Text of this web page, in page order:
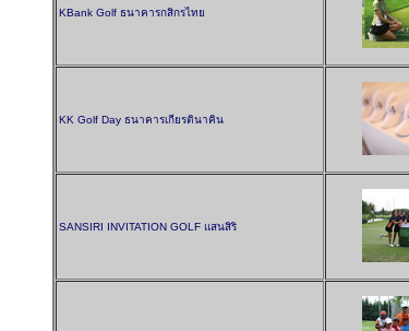
KBank Golf ธนาคารกสิกรไทย
KK Golf Day ธนาคารเกียรตินาคิน
SANSIRI INVITATION GOLF แสนสิริ